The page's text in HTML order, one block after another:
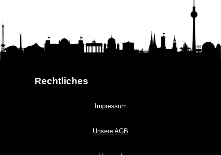
Rechtliches
Impressum
Unsere AGB